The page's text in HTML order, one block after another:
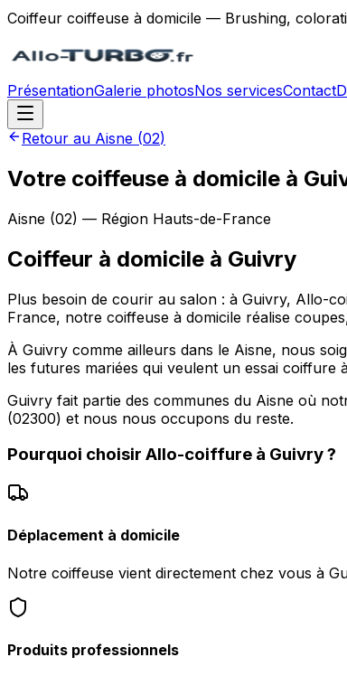
Coiffeur coiffeuse à domicile — Brushing,
PrésentationGalerie photosNos servicesContact
Retour au Aisne (02)
Votre coiffeuse à domicile à
Aisne (02) — Région Hauts-de-France
Coiffeur à domicile à Guivry
Plus besoin de courir au salon : à Guivry, Allo-
France, notre coiffeuse à domicile réalise
À Guivry comme ailleurs dans le Aisne, nous
les futures mariées qui veulent un essai coiffure
Guivry fait partie des communes du Aisne où
(02300) et nous nous occupons du reste.
Pourquoi choisir Allo-coiffure à Guivry?
Déplacement à domicile
Notre coiffeuse vient directement chez vous à
Produits professionnels